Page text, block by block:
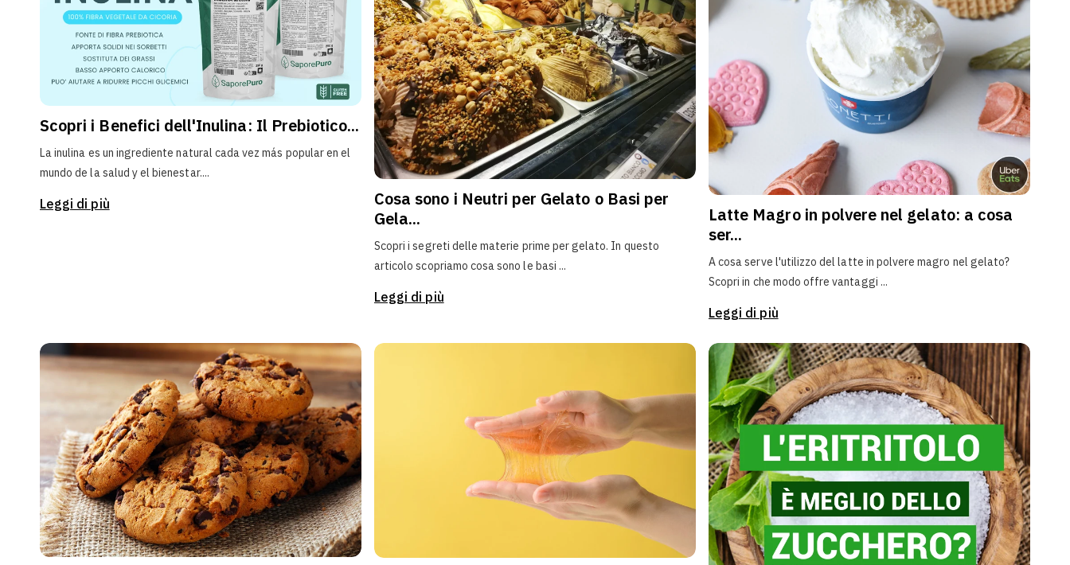
Scopri i Benefici dell'Inulina: Il Prebiotico...
La inulina es un ingrediente natural cada vez más popular en el
mundo de la salud y el bienestar....
Leggi di più
Cosa sono i Neutri per Gelato o Basi per
Gela...
Scopri i segreti delle materie prime per gelato. In questo
articolo scopriamo cosa sono le basi ...
Leggi di più
Latte Magro in polvere nel gelato: a cosa
ser...
A cosa serve l'utilizzo del latte in polvere magro nel gelato?
Scopri in che modo offre vantaggi ...
Leggi di più